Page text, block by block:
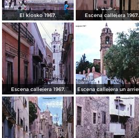
El kiosko 1967. Escena callejera 1967.
Escena callejera 1967.